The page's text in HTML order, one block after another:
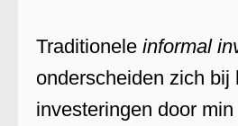
Traditionele informal
onderscheiden zich bij
investeringen door